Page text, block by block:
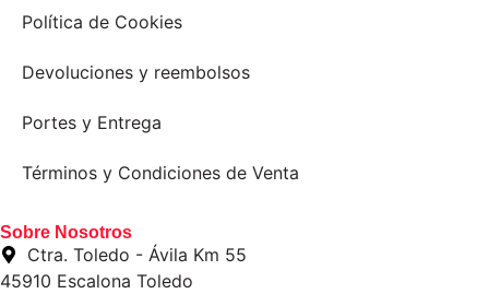
Política de Cookies
Devoluciones y reembolsos
Portes y Entrega
Términos y Condiciones de Venta
Sobre Nosotros
Ctra. Toledo - Ávila Km 55
45910 Escalona Toledo